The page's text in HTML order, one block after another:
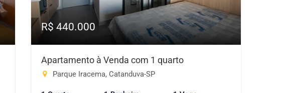
R$ 440.000
Apartamento à Venda com 1 quarto
Parque Iracema, Catanduva-SP